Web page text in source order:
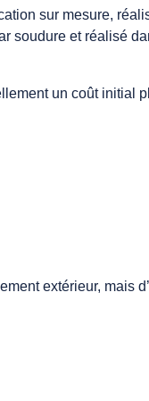
sur mesure,
soudure et réalisé
un coût initial
extérieur, mais